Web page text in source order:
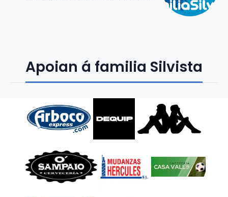
Apoian á familia Silvista